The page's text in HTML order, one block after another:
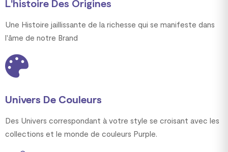
L'histoire Des Origines
Une Histoire jaillissante de la richesse qui se manifeste dans
l'âme de notre Brand
Univers De Couleurs
Des Univers correspondant à votre style se croisant avec les
collections et le monde de couleurs Purple.